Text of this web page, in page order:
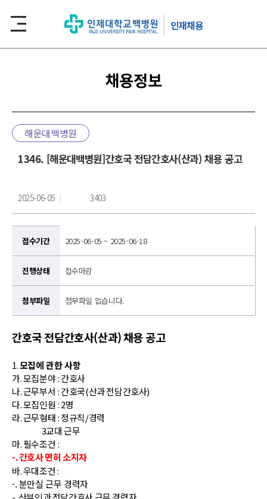
인재채용
채용정보
해운대백병원
1346. [해운대백병원]간호국 전담간호사(산과) 채용 공고
2025-06-05 3403
접수기간 2025-06-05 ~ 2025-06-18
진행상태 접수마감
첨부파일 첨부파일 없습니다.
간호국 전담간호사(산과)채용 공고
1.모집에 관한 사항
가.모집분야: 간호사
나.근무부서 : 간호국(산과 전담간호사)
다.모집인원 : 2명
라.근무형태:정규직/경력
3교대 근무
마.필수조건 :
-. 간호사 면허 소지자
바. 우대조건 :
-. 분만실 근무 경력자